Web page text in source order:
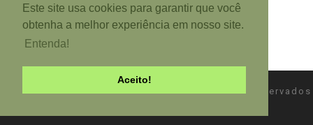
Este site usa cookies para garantir que você
obtenha a melhor experiência em nosso site.
Entenda!
Aceito!
Todos os direitos reservados